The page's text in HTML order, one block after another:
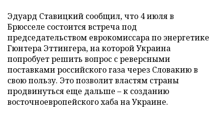
Эдуард Ставицкий сообщил, что 4 июля в
Брюсселе состоится встреча под
председательством еврокомиссара по энергетике
Гюнтера Эттингера, на которой Украина
попробует решить вопрос с реверсными
поставками российского газа через Словакию в
свою пользу. Это позволит властям страны
продвинуться еще дальше – к созданию
восточноевропейского хаба на Украине.